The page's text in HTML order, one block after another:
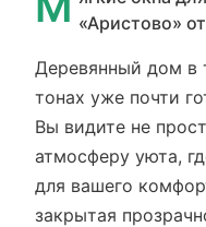
«Аристово»
Деревянный дом в
тонах уже почти
Вы видите не
атмосферу уюта,
для вашего
закрытая